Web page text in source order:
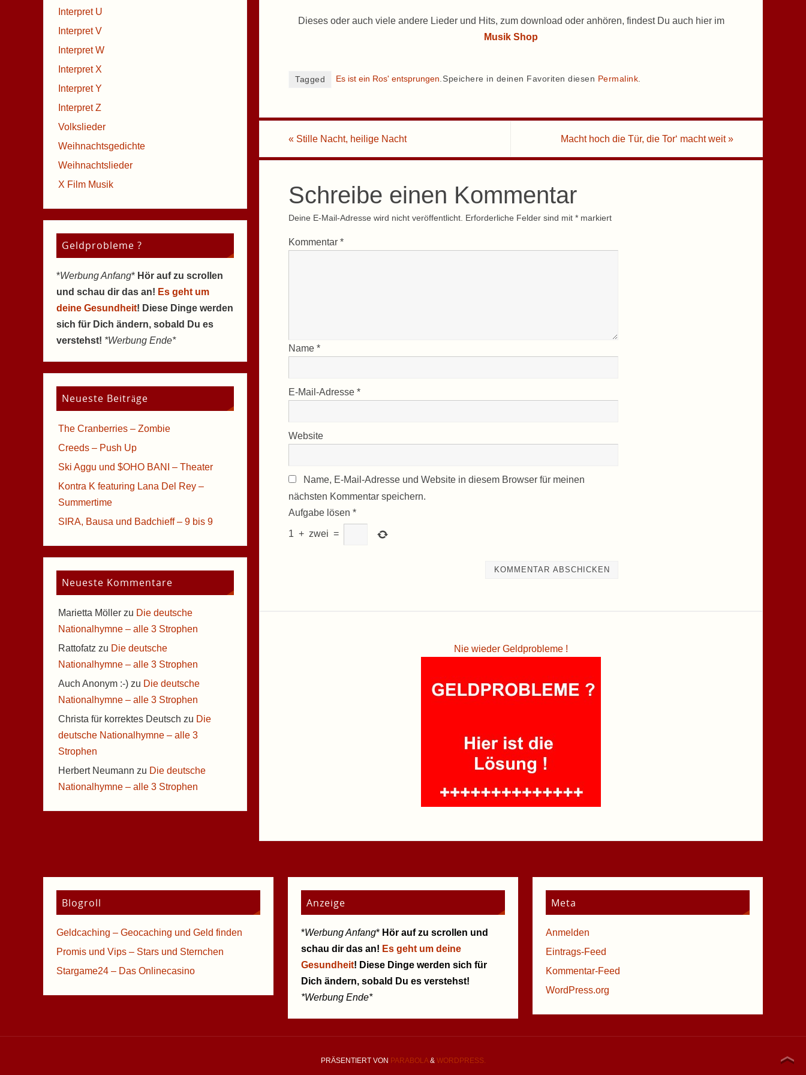
Dieses oder auch viele andere Lieder und Hits, zum download oder anhören, findest Du auch hier im
Musik Shop
Tagged Es ist ein Ros' entsprungen Speichere in deinen Favoriten diesen Permalink
« Stille Nacht, heilige Nacht Macht hoch die Tür, die Tor‘ macht weit»
Schreibe einen Kommentar
Deine E-Mail-Adresse wird nicht veröffentlicht. Erforderliche Felder sind mit * markiert
Kommentar *
Name *
E-Mail-Adresse *
Website
Name, E-Mail-Adresse und Website in diesem Browser für meinen
nächsten Kommentar speichern.
Aufgabe lösen *
1 + zwei =
Nie wieder Geldprobleme !
Interpret U
Interpret V
Interpret W
Interpret X
Interpret Y
Interpret Z
Volkslieder
Weihnachtsgedichte
Weihnachtslieder
X Film Musik
Geldprobleme ?
*Werbung Anfang* Hör auf zu scrollen
und schau dir das an! Es geht um
deine Gesundheit! Diese Dinge werden
sich für Dich ändern, sobald Du es
verstehst! *Werbung Ende*
Neueste Beiträge
The Cranberries – Zombie
Creeds – Push Up
Ski Aggu und $OHO BANI – Theater
Kontra K featuring Lana Del Rey –
Summertime
SIRA, Bausa und Badchieff – 9 bis 9
Neueste Kommentare
Marietta Möllerzu Die deutsche
Nationalhymne – alle 3 Strophen
Rattofatz zu Die deutsche
Nationalhymne – alle 3 Strophen
Auch Anonym :-)zu Die deutsche
Nationalhymne – alle 3 Strophen
Christa für korrektes Deutsch zu Die
deutsche Nationalhymne – alle 3
Strophen
Herbert Neumann zu Die deutsche
Nationalhymne – alle 3 Strophen
Blogroll
Geldcaching – Geocaching und Geld finden
Promis und Vips – Stars und Sternchen
Stargame24 – Das Onlinecasino
Anzeige
*Werbung Anfang* Hör auf zu scrollen und
schau dir das an! Es geht um deine
Gesundheit! Diese Dinge werden sich für
Dich ändern, sobald Du es verstehst!
*Werbung Ende*
Meta
Anmelden
Eintrags-Feed
Kommentar-Feed
WordPress.org
PRÄSENTIERT VON PARABOLA& WORDPRESS.